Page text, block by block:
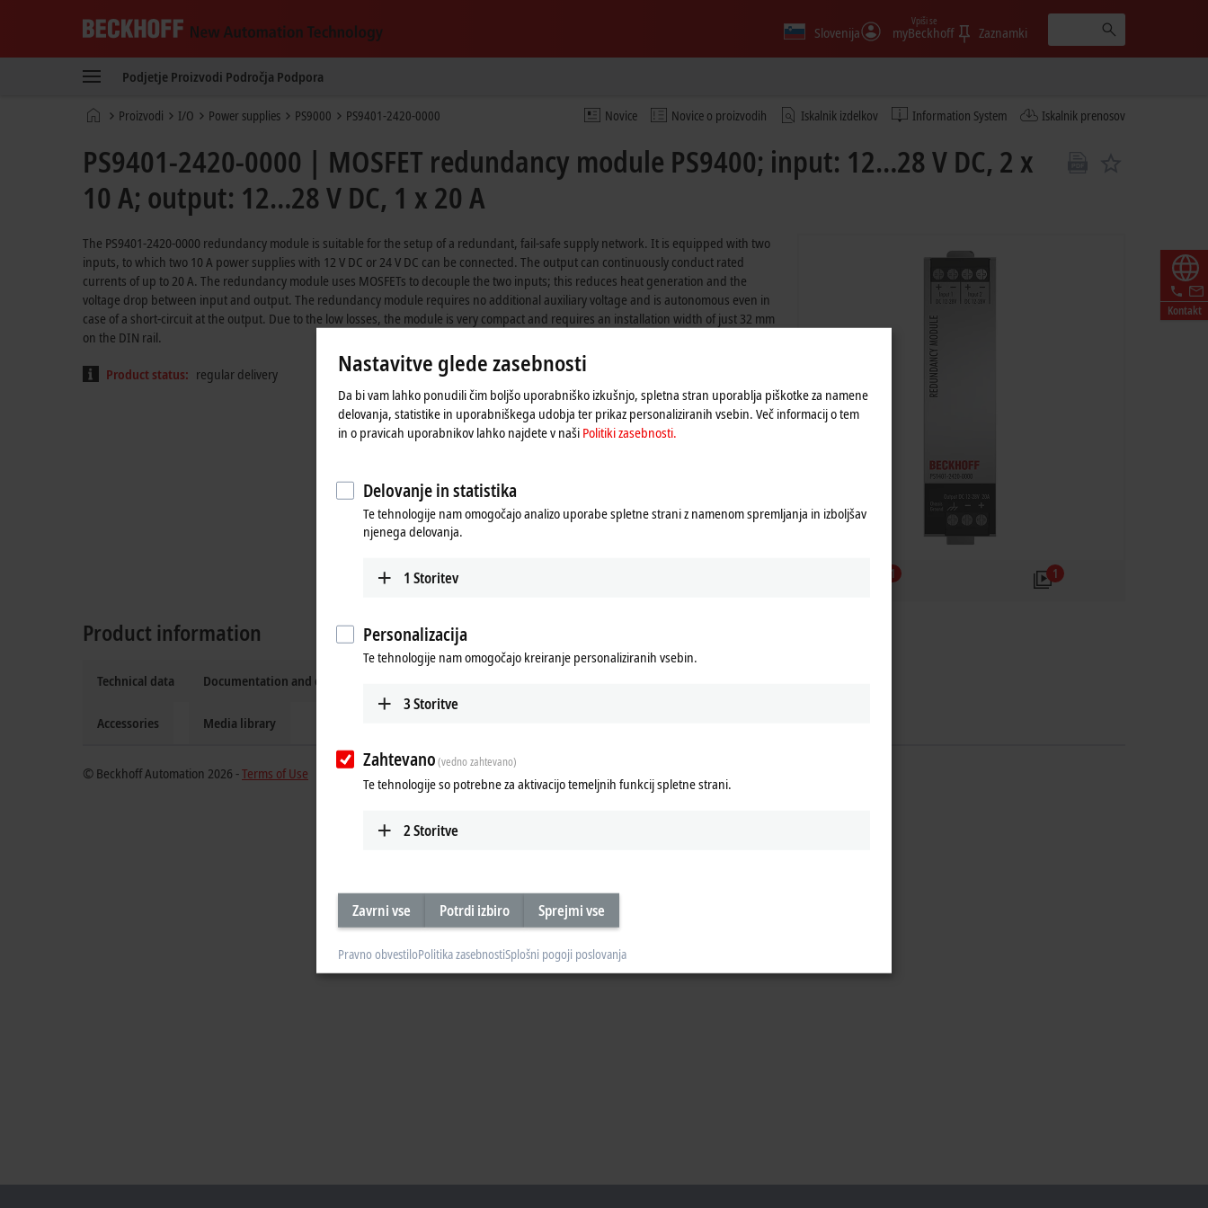
New
Technology
Slovenija myBeckhoff
Vpiši se
Zaznamki
Podjetje Proizvodi Področja Podpora
Novice Novice o proizvodih Iskalnik izdelkov Information System Iskalnik prenosov
DomačaProizvodi I/O Power supplies PS9000 PS9401-2420-0000
Kontakt
PS9401-2420-0000 | MOSFET redundancy module PS9400; input: 12…28 V DC, 2 x
10 A; output: 12…28 V DC, 1 x 20 A
1 1
The PS9401-2420-0000 redundancy module is suitable for the setup of a redundant, fail-safe supply network. It is equipped with two
inputs, to which two 10 A power supplies with 12 V DC or 24 V DC can be connected. The output can continuously conduct rated
currents of up to 20 A. The redundancy module uses MOSFETs to decouple the two inputs; this reduces heat generation and the
voltage drop between input and output. The redundancy module requires no additional auxiliary voltage and is autonomous even in
case of a short-circuit at the output. Due to the low losses, the module is very compact and requires an installation width of just 32 mm
on the DIN rail.
Product status: regular delivery
Product information
Technical data
Accessories
Documentation and downloads
Media library
© Beckhoff Automation 2026 -Terms of Use
Nastavitve glede zasebnosti
Da bi vam lahko ponudili čim boljšo uporabniško izkušnjo, spletna stran uporablja piškotke za namene
delovanja, statistike in uporabniškega udobja ter prikaz personaliziranih vsebin. Več informacij o tem
in o pravicah uporabnikov lahko najdete v naši Politiki zasebnosti.
Delovanje in statistika
Te tehnologije nam omogočajo analizo uporabe spletne strani z namenom spremljanja in izboljšav
njenega delovanja.
1 Storitev
Personalizacija
Te tehnologije nam omogočajo kreiranje personaliziranih vsebin.
3Storitve
Zahtevano(vedno zahtevano)
Te tehnologije so potrebne za aktivacijo temeljnih funkcij spletne strani.
2Storitve
Zavrni vse Potrdi izbiro Sprejmi vse
Pravno obvestiloPolitika zasebnostiSplošni pogoji poslovanja